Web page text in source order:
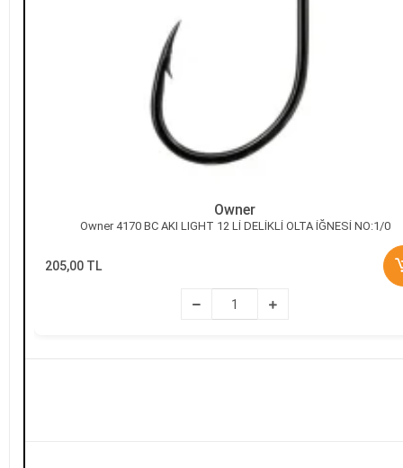
Owner
Owner 4170 BC AKI LIGHT 12 Lİ DELİKLİ OLTA İĞNESİ NO:1/0
205,00 TL